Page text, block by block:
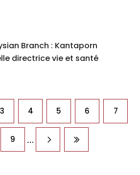
Branch : Kantaporn
directrice vie et santé
3 4 5 6 7
9 … Page suivanteDernière page